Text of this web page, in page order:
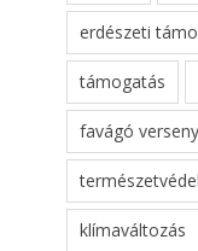
erdészeti
támogatás
favágó verseny
klímaváltozás